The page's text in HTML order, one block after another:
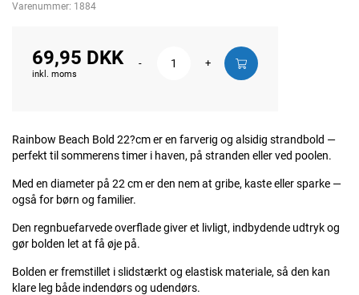
Varenummer: 1884
69,95 DKK
inkl. moms
- +
Rainbow Beach Bold 22?cm er en farverig og alsidig strandbold —
perfekt til sommerens timer i haven, på stranden eller ved poolen.
Med en diameter på 22 cm er den nem at gribe, kaste eller sparke —
også for børn og familier.
Den regnbuefarvede overflade giver et livligt, indbydende udtryk og
gør bolden let at få øje på.
Bolden er fremstillet i slidstærkt og elastisk materiale, så den kan
klare leg både indendørs og udendørs.